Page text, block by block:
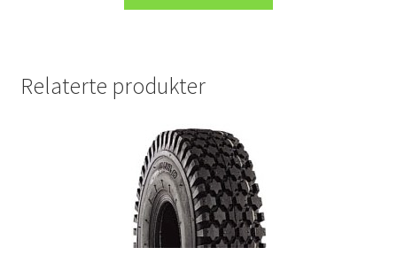
Relaterte produkter